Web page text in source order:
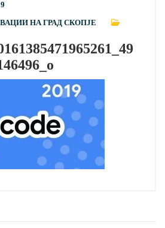
НА ГРАД СКОПЈЕ